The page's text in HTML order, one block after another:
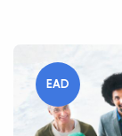
EAD